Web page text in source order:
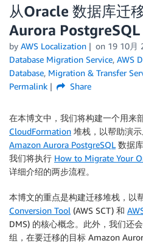
版本
从Oracle 数据库迁
Aurora
by AWS Localization on 19 10月
Database Migration Service, AWS
Database, Migration & Transfer
Permalink
Share
在本博文中，我们将构建一个用来
CloudFormation 堆栈，以帮助演
Amazon Aurora PostgreSQL 数据
我们将执行 How to Migrate Your
详细介绍的两步流程。
本博文的重点是构建迁移堆栈，以
Conversion Tool (AWS SCT) 和
DMS) 的核心概念。此外，我们还
组，在要迁移的目标 Amazon